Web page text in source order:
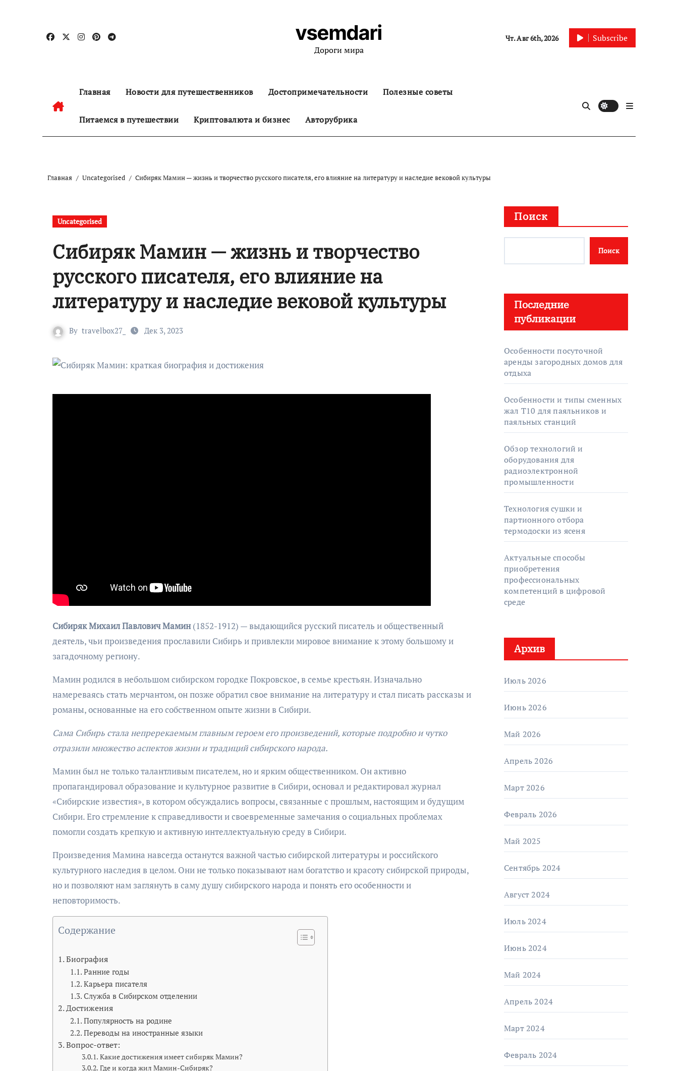
содержанию
vsemdari
Дороги мира
Чт. Авг 6th, 2026 Subscribe
Главная Новости для путешественников Достопримечательности Полезные советы
Питаемся в путешествии Криптовалюта и бизнес Авторубрика
Главная Uncategorised Сибиряк Мамин — жизнь и творчество русского писателя, его влияние на литературу и наследие вековой культуры
Uncategorised
Сибиряк Мамин — жизнь и творчество
русского писателя, его влияние на
литературу и наследие вековой культуры
By travelbox27_ Дек 3, 2023
Сибиряк Михаил Павлович Мамин(1852-1912) — выдающийся русский писатель и общественный
деятель, чьи произведения прославили Сибирь и привлекли мировое внимание к этому большому и
загадочному региону.
Мамин родился в небольшом сибирском городке Покровское, в семье крестьян. Изначально
намереваясь стать мерчантом, он позже обратил свое внимание на литературу и стал писать рассказы и
романы, основанные на его собственном опыте жизни в Сибири.
Сама Сибирь стала непререкаемым главным героем его произведений, которые подробно и чутко
отразили множество аспектов жизни и традиций сибирского народа.
Мамин был не только талантливым писателем, но и ярким общественником. Он активно
пропагандировал образование и культурное развитие в Сибири, основал и редактировал журнал
«Сибирские известия», в котором обсуждались вопросы, связанные с прошлым, настоящим и будущим
Сибири. Его стремление к справедливости и своевременные замечания о социальных проблемах
помогли создать крепкую и активную интеллектуальную среду в Сибири.
Произведения Мамина навсегда останутся важной частью сибирской литературы и российского
культурного наследия в целом. Они не только показывают нам богатство и красоту сибирской природы,
но и позволяют нам заглянуть в саму душу сибирского народа и понять его особенности и
неповторимость.
Содержание
Биография
Ранние годы
Карьера писателя
Служба в Сибирском отделении
Достижения
Популярность на родине
Переводы на иностранные языки
Вопрос-ответ:
Какие достижения имеет сибиряк Мамин?
Где и когда жил Мамин-Сибиряк?
Поиск
Поиск
Последние
публикации
Особенности посуточной
аренды загородных домов для
отдыха
Особенности и типы сменных
жал T10 для паяльников и
паяльных станций
Обзор технологий и
оборудования для
радиоэлектронной
промышленности
Технология сушки и
партионного отбора
термодоски из ясеня
Актуальные способы
приобретения
профессиональных
компетенций в цифровой
среде
Архив
Июль 2026
Июнь 2026
Май 2026
Апрель 2026
Март 2026
Февраль 2026
Май 2025
Сентябрь 2024
Август 2024
Июль 2024
Июнь 2024
Май 2024
Апрель 2024
Март 2024
Февраль 2024